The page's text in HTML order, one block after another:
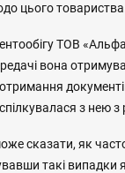
цього
ТОВ
вона
з нею з
сказати, як
такі випадки